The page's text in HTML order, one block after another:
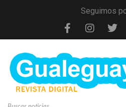
Seguimos